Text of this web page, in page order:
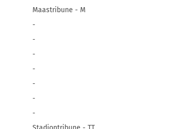
Maastribune - M
-
-
-
-
-
-
-